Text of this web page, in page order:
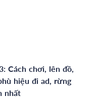
Cách chơi, lên đồ,
hiệu đi ad, rừng
nhất